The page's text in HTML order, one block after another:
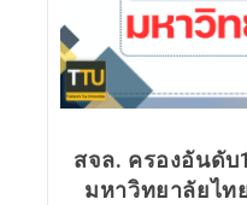
สจล. ครองอันดั
มหาวิทยาลัยไท